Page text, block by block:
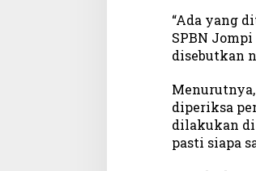
“Ada yang
SPBN
disebutkan
diperiksa
dilakukan di
pasti siapa